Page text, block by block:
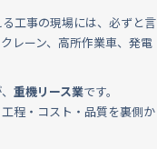
工事の現場には、必ずと言
レーン、高所作業車、発電
重機リース業です。
程・コスト・品質を裏側か